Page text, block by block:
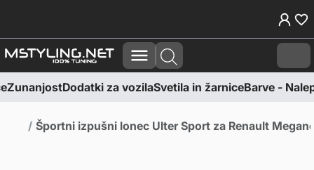
Cart
ZunanjostDodatki za vozilaSvetila in žarniceBarve -
Domov
Športni izpušni lonec Ulter Sport za Renault